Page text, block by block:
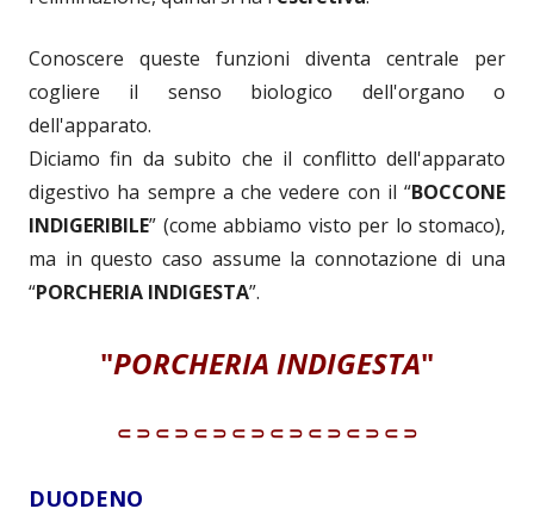
Conoscere queste funzioni diventa centrale per
cogliere il senso biologico dell'organo o
dell'apparato.
Diciamo fin da subito che il conflitto dell'apparato
digestivo ha sempre a che vedere con il “BOCCONE
INDIGERIBILE” (come abbiamo visto per lo stomaco),
ma in questo caso assume la connotazione di una
“PORCHERIA INDIGESTA”.
"PORCHERIA INDIGESTA"
⸦⸧⸦⸧⸦⸧⸦⸧⸦⸧⸦⸧⸦⸧⸦⸧
DUODENO